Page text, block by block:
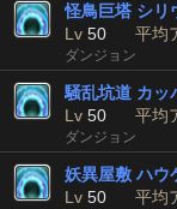
怪鳥巨塔 シリ
Lv 50 平均
ダンジョン
騒乱坑道 カッ
Lv 50 平均
ダンジョン
妖異屋敷 ハウ
Lv 50 平均